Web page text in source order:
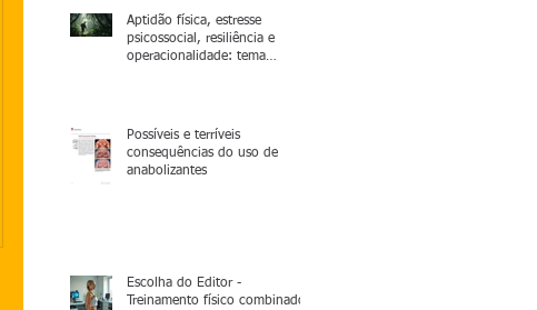
Aptidão física, estresse
psicossocial, resiliência e
operacionalidade: tema
Possíveis e terríveis
consequências do uso de
anabolizantes
Escolha do Editor -
Treinamento físico combinado